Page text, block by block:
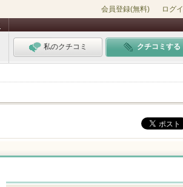
会員登録(無料) ログ
私のクチコミ クチコミする